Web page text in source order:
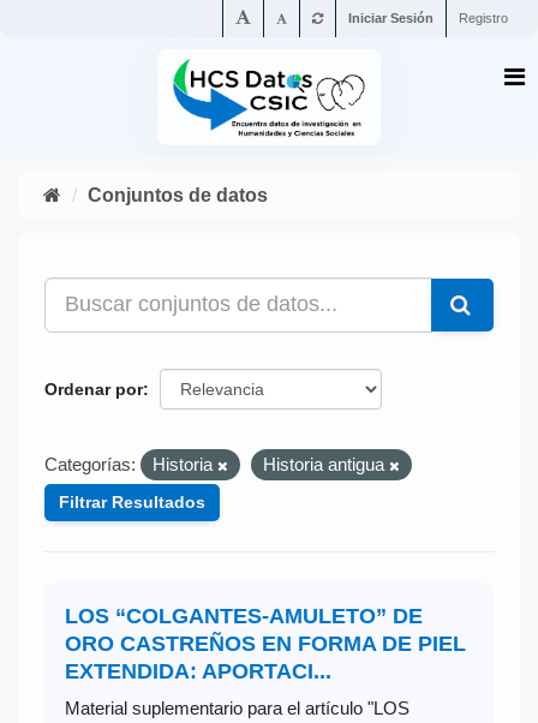
Iniciar Sesión Registro
Conjuntos de datos
Ordenar por
Categorías: Historia Historia antigua
Filtrar Resultados
LOS “COLGANTES-AMULETO” DE
ORO CASTREÑOS EN FORMA DE PIEL
EXTENDIDA: APORTACI...
Material suplementario para el artículo "LOS